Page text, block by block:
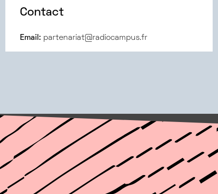
Contact
Email: partenariat@radiocampus.fr